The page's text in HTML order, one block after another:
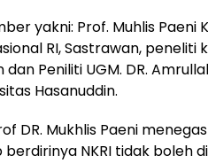
yakni: Prof. Muhlis Paeni
RI, Sastrawan, peneliti
Peniliti UGM. DR.
Hasanuddin.
DR. Mukhlis Paeni
NKRI tidak boleh